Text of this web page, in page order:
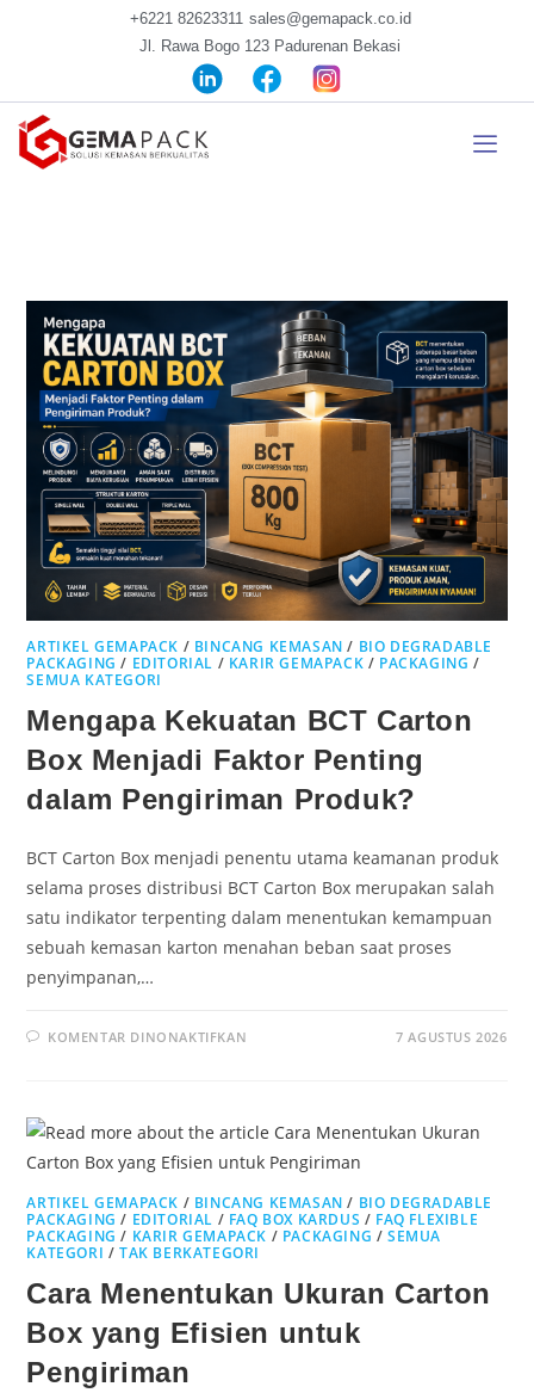
+6221 82623311 sales@gemapack.co.id
Jl. Rawa Bogo 123 Padurenan Bekasi
ARTIKEL GEMAPACK / BINCANG KEMASAN / BIO DEGRADABLE
PACKAGING / EDITORIAL / KARIR GEMAPACK / PACKAGING /
SEMUA KATEGORI
Mengapa Kekuatan BCT Carton
Box Menjadi Faktor Penting
dalam Pengiriman Produk?
BCT Carton Box menjadi penentu utama keamanan produk
selama proses distribusi BCT Carton Box merupakan salah
satu indikator terpenting dalam menentukan kemampuan
sebuah kemasan karton menahan beban saat proses
penyimpanan,…
KOMENTAR DINONAKTIFKAN 7 AGUSTUS 2026
ARTIKEL GEMAPACK / BINCANG KEMASAN / BIO DEGRADABLE
PACKAGING / EDITORIAL / FAQ BOX KARDUS / FAQ FLEXIBLE
PACKAGING / KARIR GEMAPACK / PACKAGING /SEMUA
KATEGORI /TAK BERKATEGORI
Cara Menentukan Ukuran Carton
Box yang Efisien untuk
Pengiriman